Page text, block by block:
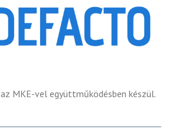
az MKE-vel együttműködésben készül.